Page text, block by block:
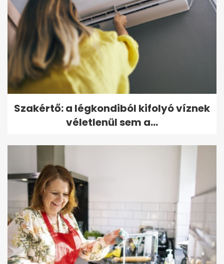
Szakértő: a légkondiból kifolyó víznek
véletlenül sem a...